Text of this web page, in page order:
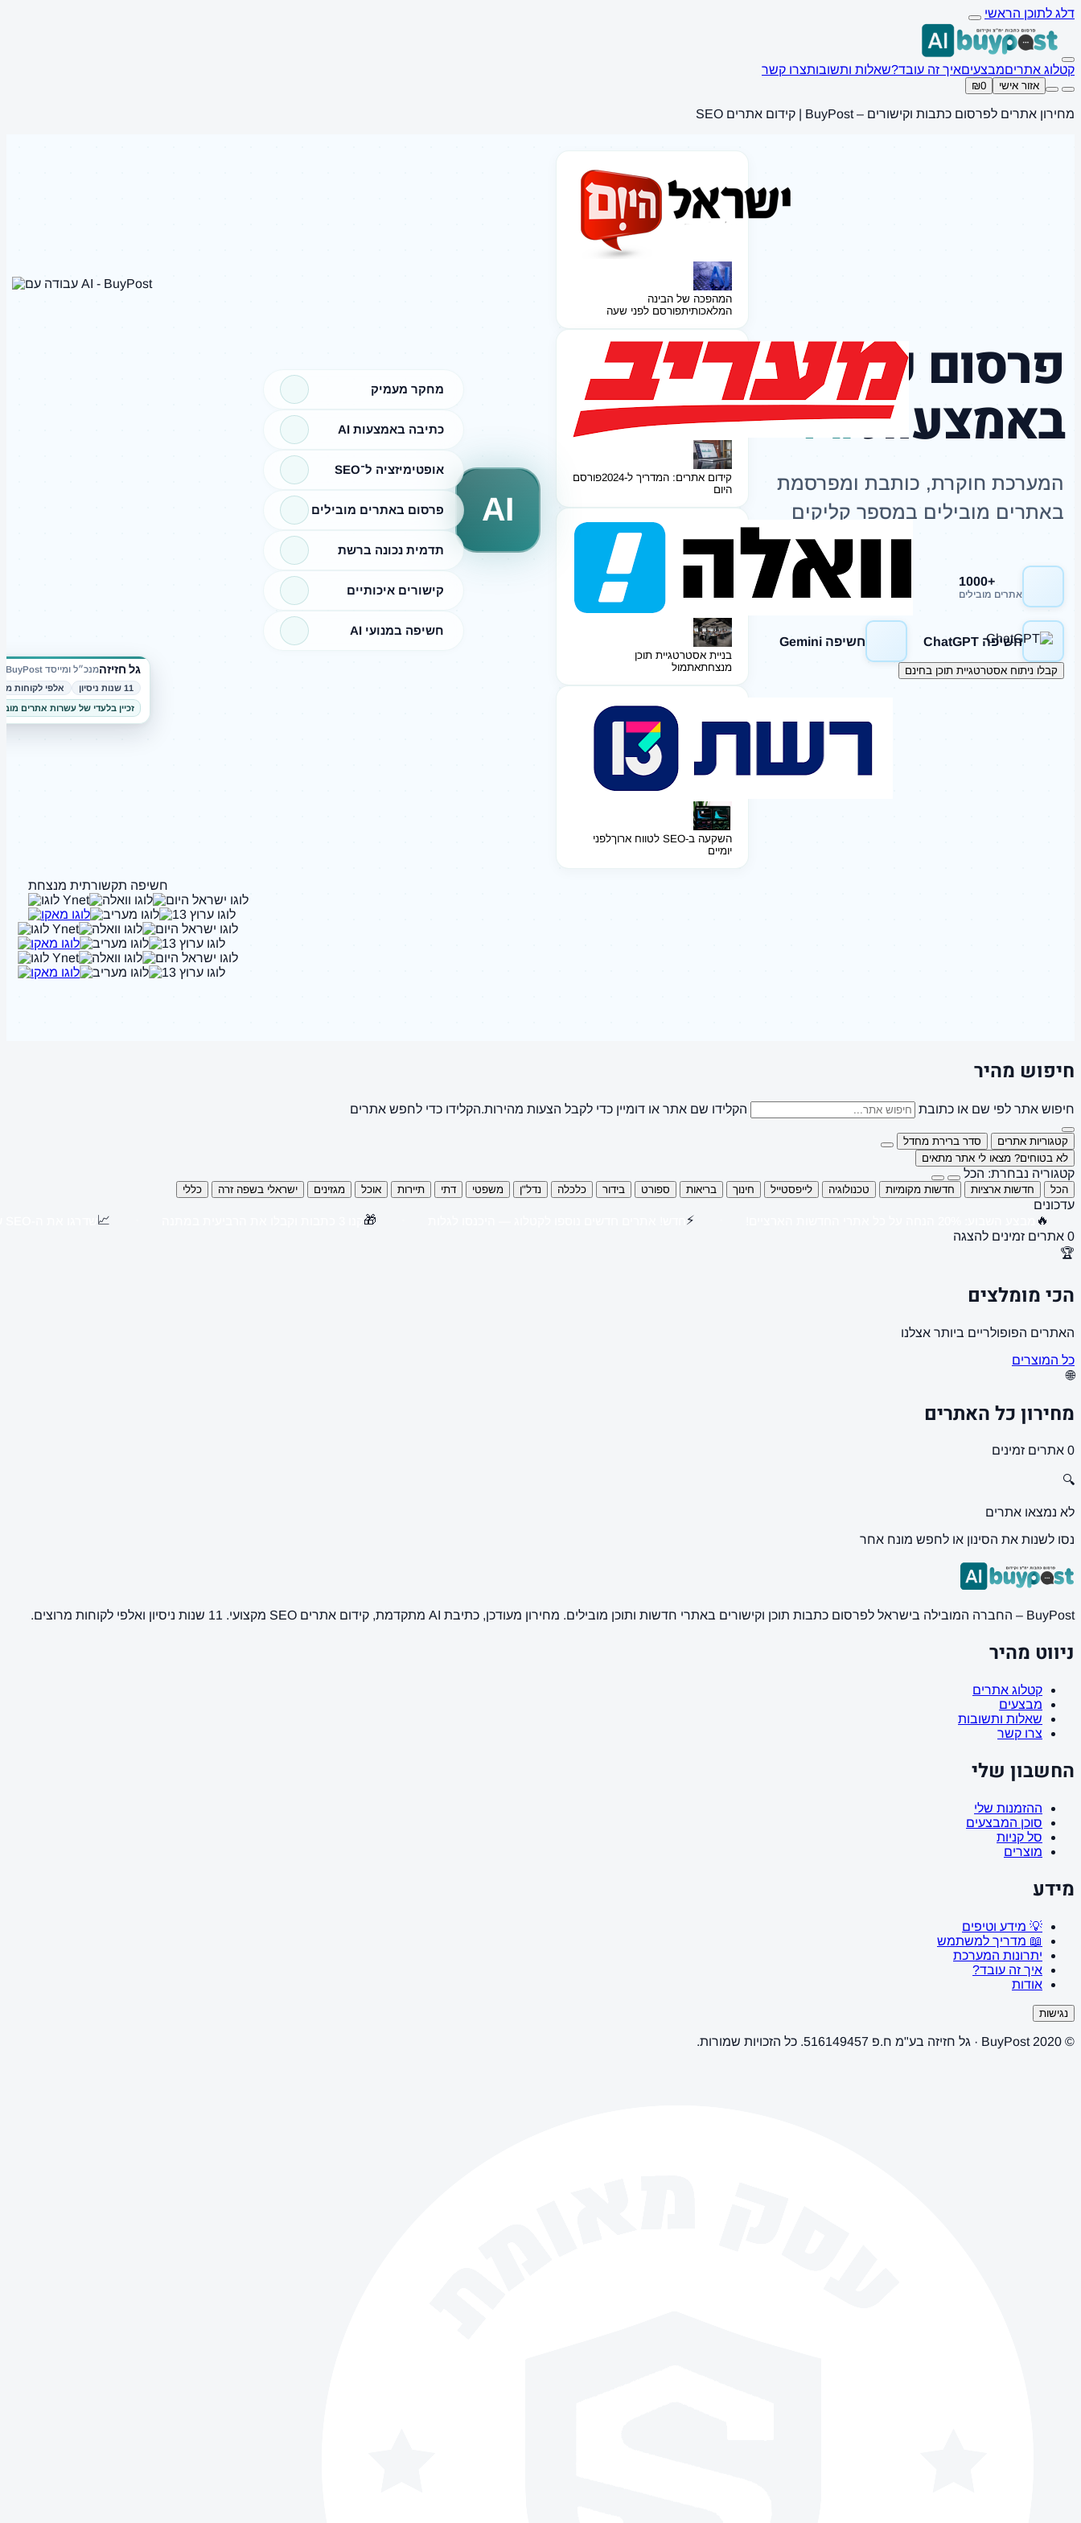
דלג לתוכן הראשי
קטלוג אתריםמבצעיםאיך זה עובד?שאלות ותשובותצרו קשר
אזור אישי ₪0
מחירון אתרים לפרסום כתבות וקישורים – BuyPost | קידום אתרים SEO
גל חזיזהמנכ״ל ומייסד BuyPost
11 שנות ניסיון
אלפי לקוחות
זכיין בלעדי של עשרות אתרים
מחקר מעמיק
כתיבה באמצעות AI
אופטימיזציה ל־SEO
פרסום באתרים מובילים
תדמית נכונה ברשת
קישורים איכותיים
חשיפה במנועי AI
AI
המהפכה של הבינה
המלאכותיתפורסם לפני שעה
קידום אתרים: המדריך ל-2024
פורסם
היום
בניית אסטרטגיית תוכן
מנצחתאתמול
השקעה ב-SEO לטווח ארוך
לפני
יומיים
פרסום כתבות
באמצעותAI
המערכת חוקרת, כותבת ומפרסמת
באתרים מובילים במספר קליקים
+1000
אתרים מובילים
חשיפה Google
חשיפה ChatGPT חשיפה Gemini
קבלו ניתוח אסטרטגיית תוכן בחינם
חשיפה תקשורתית מנצחת
חיפוש מהיר
חיפוש אתר לפי שם או כתובת הקלידו שם אתר או דומיין כדי לקבל הצעות מהירות.הקלידו כדי לחפש אתרים
קטגוריות אתרים
סדר ברירת מחדל
לא בטוחים? מצאו לי אתר מתאים
קטגוריה נבחרת: הכל
הכל חדשות ארציות חדשות מקומיות טכנולוגיה לייפסטייל חינוך בריאות ספורט בידור כלכלה נדל"ן משפטי דתי תיירות אוכל מגזינים ישראלי בשפה זרה כללי
עדכונים
🔥
⚡
🎁
📈
0 אתרים זמינים להצגה
🏆
הכי מומלצים
האתרים הפופולריים ביותר אצלנו
כל המוצרים
🌐
מחירון כל האתרים
0 אתרים זמינים
🔍
לא נמצאו אתרים
נסו לשנות את הסינון או לחפש מונח אחר
BuyPost – החברה המובילה בישראל לפרסום כתבות תוכן וקישורים באתרי חדשות ותוכן מובילים. מחירון מעודכן, כתיבת AI מתקדמת, קידום אתרים SEO מקצועי. 11 שנות ניסיון ואלפי לקוחות מרוצים.
ניווט מהיר
קטלוג אתרים
מבצעים
שאלות ותשובות
צרו קשר
החשבון שלי
ההזמנות שלי
סוכן המבצעים
סל קניות
מוצרים
מידע
💡 מידע וטיפים
📖 מדריך למשתמש
יתרונות המערכת
איך זה עובד?
אודות
נגישות
© 2020 BuyPost · גל חזיזה בע"מ ח.פ 516149457. כל הזכויות שמורות.